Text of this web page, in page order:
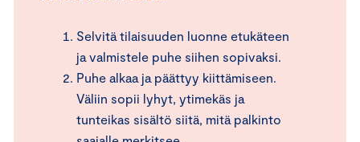
Selvitä tilaisuuden luonne etukäteen
ja valmistele puhe siihen sopivaksi.
Puhe alkaa ja päättyy kiittämiseen.
Väliin sopii lyhyt, ytimekäs ja
tunteikas sisältö siitä, mitä palkinto